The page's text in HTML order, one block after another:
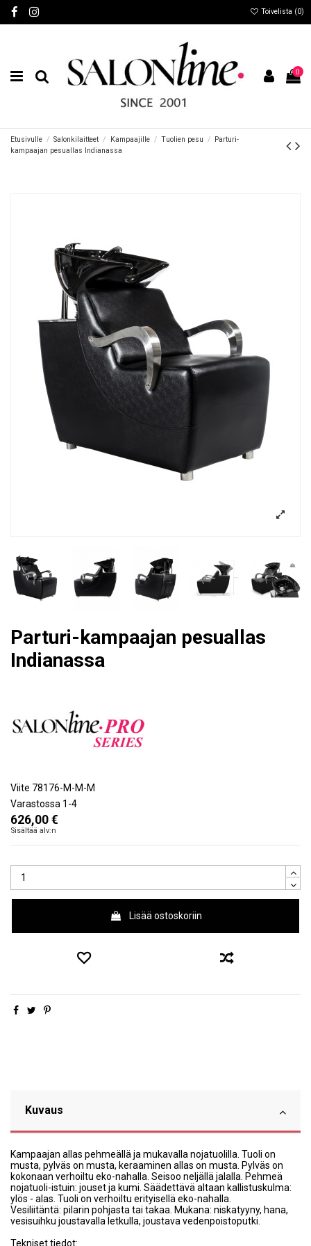
Toivelista (0)
0
Etusivulle Salonkilaitteet Kampaajille Tuolien pesu
Parturi-
kampaajan pesuallas Indianassa
Parturi-kampaajan pesuallas
Indianassa
Viite 78176-M-M-M
Varastossa 1-4
626,00 €
Sisältää alv:n
Lisää ostoskoriin
Kuvaus
Kampaajan allas pehmeällä ja mukavalla nojatuolilla. Tuoli on
musta, pylväs on musta, keraaminen allas on musta. Pylväs on
kokonaan verhoiltu eko-nahalla. Seisoo neljällä jalalla. Pehmeä
nojatuoli-istuin: jouset ja kumi. Säädettävä altaan kallistuskulma:
ylös - alas. Tuoli on verhoiltu erityisellä eko-nahalla.
Vesiliitäntä: pilarin pohjasta tai takaa. Mukana: niskatyyny, hana,
vesisuihku joustavalla letkulla, joustava vedenpoistoputki.
Tekniset tiedot: